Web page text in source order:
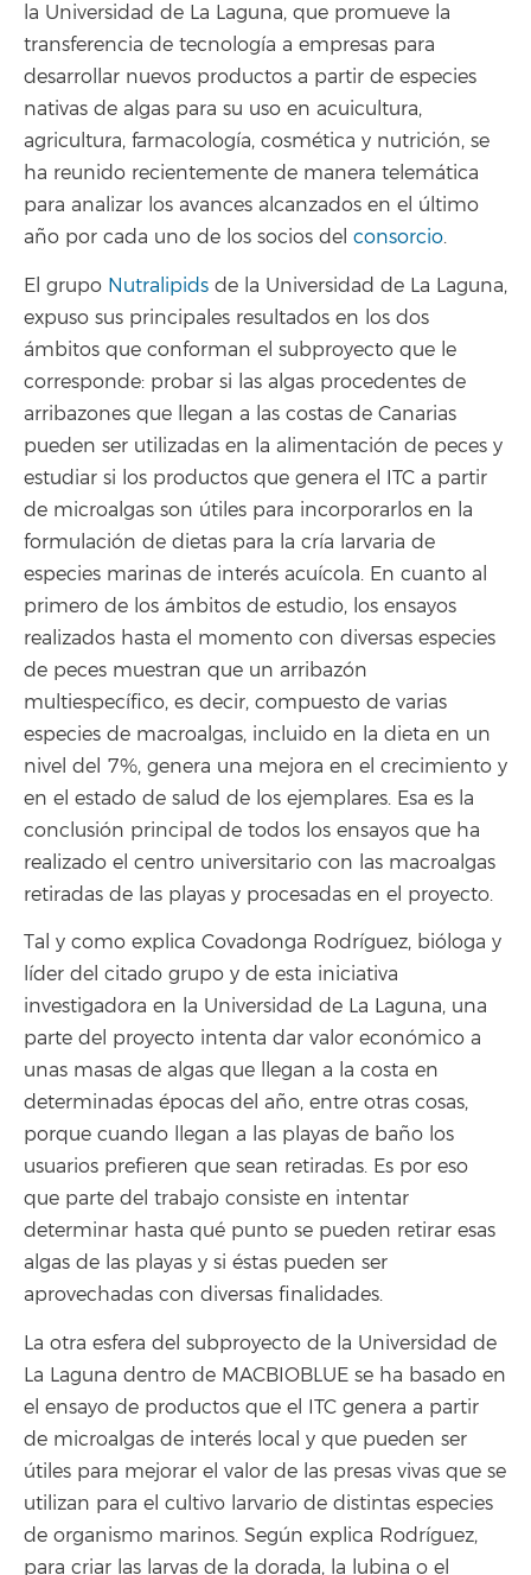
la Universidad de La Laguna, que promueve la
transferencia de tecnología a empresas para
desarrollar nuevos productos a partir de especies
nativas de algas para su uso en acuicultura,
agricultura, farmacología, cosmética y nutrición, se
ha reunido recientemente de manera telemática
para analizar los avances alcanzados en el último
año por cada uno de los socios del consorcio.
El grupo Nutralipids de la Universidad de La Laguna,
expuso sus principales resultados en los dos
ámbitos que conforman el subproyecto que le
corresponde: probar si las algas procedentes de
arribazones que llegan a las costas de Canarias
pueden ser utilizadas en la alimentación de peces y
estudiar si los productos que genera el ITC a partir
de microalgas son útiles para incorporarlos en la
formulación de dietas para la cría larvaria de
especies marinas de interés acuícola. En cuanto al
primero de los ámbitos de estudio, los ensayos
realizados hasta el momento con diversas especies
de peces muestran que un arribazón
multiespecífico, es decir, compuesto de varias
especies de macroalgas, incluido en la dieta en un
nivel del 7%, genera una mejora en el crecimiento y
en el estado de salud de los ejemplares. Esa es la
conclusión principal de todos los ensayos que ha
realizado el centro universitario con las macroalgas
retiradas de las playas y procesadas en el proyecto.
Tal y como explica Covadonga Rodríguez, bióloga y
líder del citado grupo y de esta iniciativa
investigadora en la Universidad de La Laguna, una
parte del proyecto intenta dar valor económico a
unas masas de algas que llegan a la costa en
determinadas épocas del año, entre otras cosas,
porque cuando llegan a las playas de baño los
usuarios prefieren que sean retiradas. Es por eso
que parte del trabajo consiste en intentar
determinar hasta qué punto se pueden retirar esas
algas de las playas y si éstas pueden ser
aprovechadas con diversas finalidades.
La otra esfera del subproyecto de la Universidad de
La Laguna dentro de MACBIOBLUE se ha basado en
el ensayo de productos que el ITC genera a partir
de microalgas de interés local y que pueden ser
útiles para mejorar el valor de las presas vivas que se
utilizan para el cultivo larvario de distintas especies
de organismo marinos. Según explica Rodríguez,
para criar las larvas de la dorada, la lubina o el